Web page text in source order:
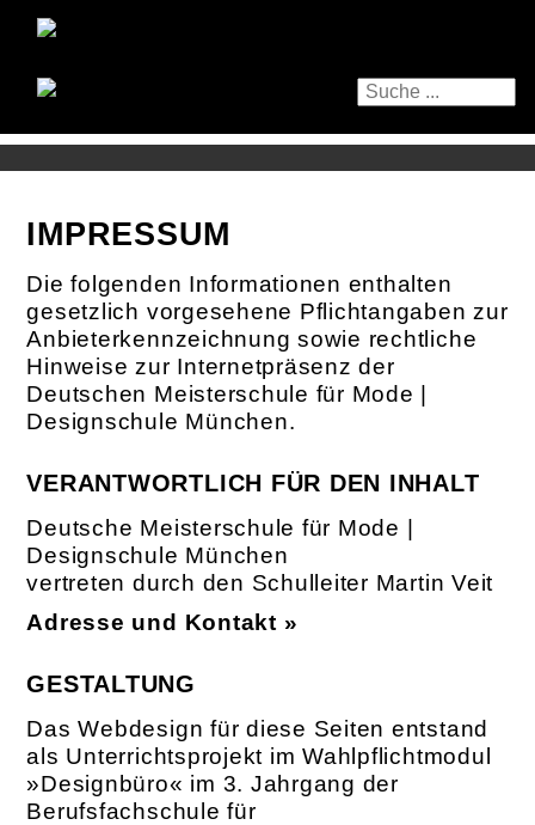
IMPRESSUM
Die folgenden Informationen enthalten
gesetzlich vorgesehene Pflichtangaben zur
Anbieterkennzeichnung sowie rechtliche
Hinweise zur Internetpräsenz der
Deutschen Meisterschule für Mode |
Designschule München.
VERANTWORTLICH FÜR DEN INHALT
Deutsche Meisterschule für Mode |
Designschule München
vertreten durch den Schulleiter Martin Veit
Adresse und Kontakt »
GESTALTUNG
Das Webdesign für diese Seiten entstand
als Unterrichtsprojekt im Wahlpflichtmodul
»Designbüro« im 3. Jahrgang der
Berufsfachschule für